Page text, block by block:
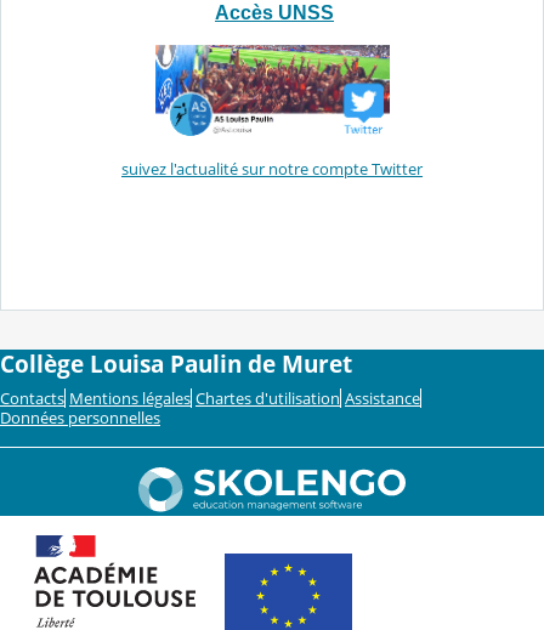
Accès UNSS
suivez l'actualité sur notre compte Twitter
Collège Louisa Paulin de Muret
Contacts Mentions légales Chartes d'utilisation Assistance
Données personnelles